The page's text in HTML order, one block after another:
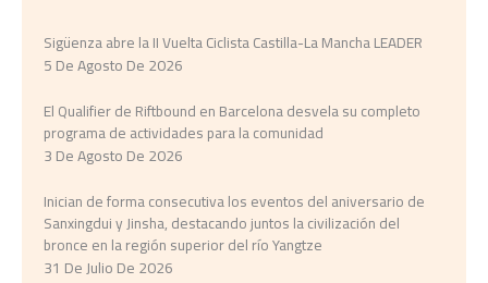
Sigüenza abre la II Vuelta Ciclista Castilla-La Mancha LEADER
5 De Agosto De 2026
El Qualifier de Riftbound en Barcelona desvela su completo
programa de actividades para la comunidad
3 De Agosto De 2026
Inician de forma consecutiva los eventos del aniversario de
Sanxingdui y Jinsha, destacando juntos la civilización del
bronce en la región superior del río Yangtze
31 De Julio De 2026